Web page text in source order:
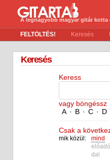
A legnagyobb magyar gitár kotta
FELTÖLTÉS! Keresés
Keresés
Keress
vagy böngéssz
A · B · C · D
Csak a
mik közül:
mind
előadó
dal